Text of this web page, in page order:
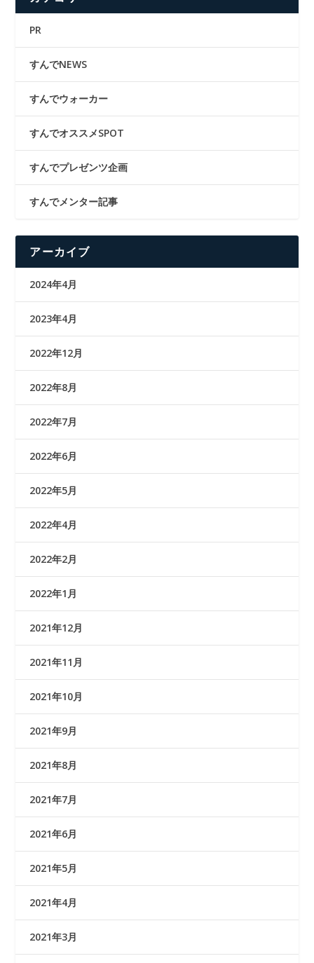
PR
すんでNEWS
すんでウォーカー
すんでオススメSPOT
すんでプレゼンツ企画
すんでメンター記事
アーカイブ
2024年4月
2023年4月
2022年12月
2022年8月
2022年7月
2022年6月
2022年5月
2022年4月
2022年2月
2022年1月
2021年12月
2021年11月
2021年10月
2021年9月
2021年8月
2021年7月
2021年6月
2021年5月
2021年4月
2021年3月